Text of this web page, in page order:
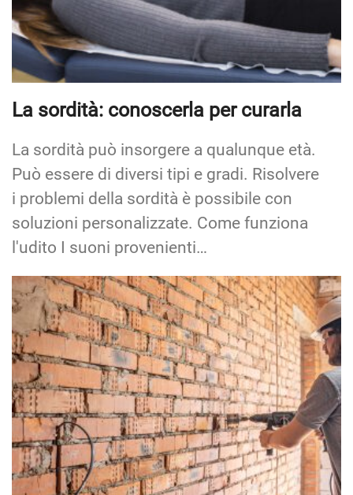
La sordità: conoscerla per curarla
La sordità può insorgere a qualunque età.
Può essere di diversi tipi e gradi. Risolvere
i problemi della sordità è possibile con
soluzioni personalizzate. Come funziona
l'udito I suoni provenienti…